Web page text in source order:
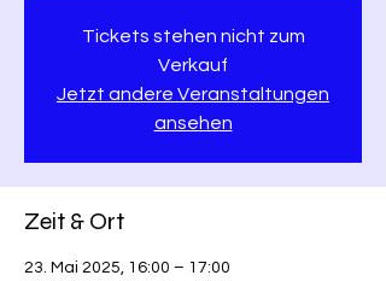
Tickets stehen nicht zum
Verkauf
Jetzt andere Veranstaltungen
ansehen
Zeit & Ort
23. Mai 2025, 16:00 – 17:00